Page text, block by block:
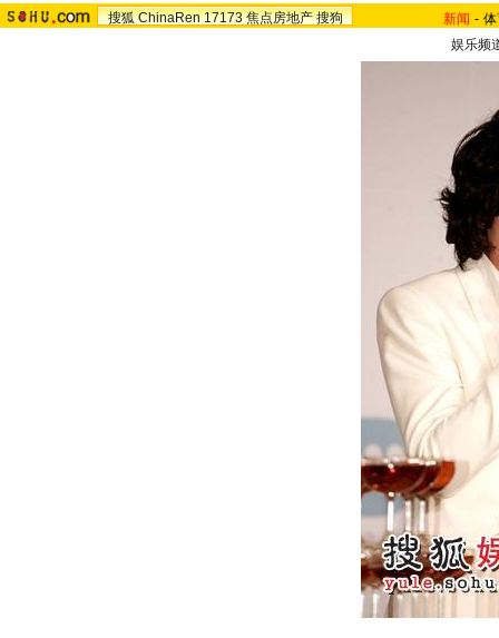
搜狐 ChinaRen 17173 焦点房地产 搜狗 新闻 -
娱乐频